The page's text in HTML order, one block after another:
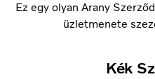
Ez egy olyan Arany
üzletmenete
Kék